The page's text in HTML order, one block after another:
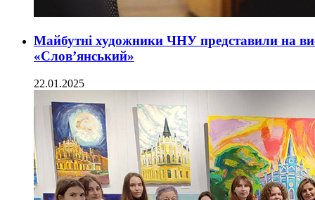
Майбутні художники ЧНУ представили на
«Слов’янський»
22.01.2025